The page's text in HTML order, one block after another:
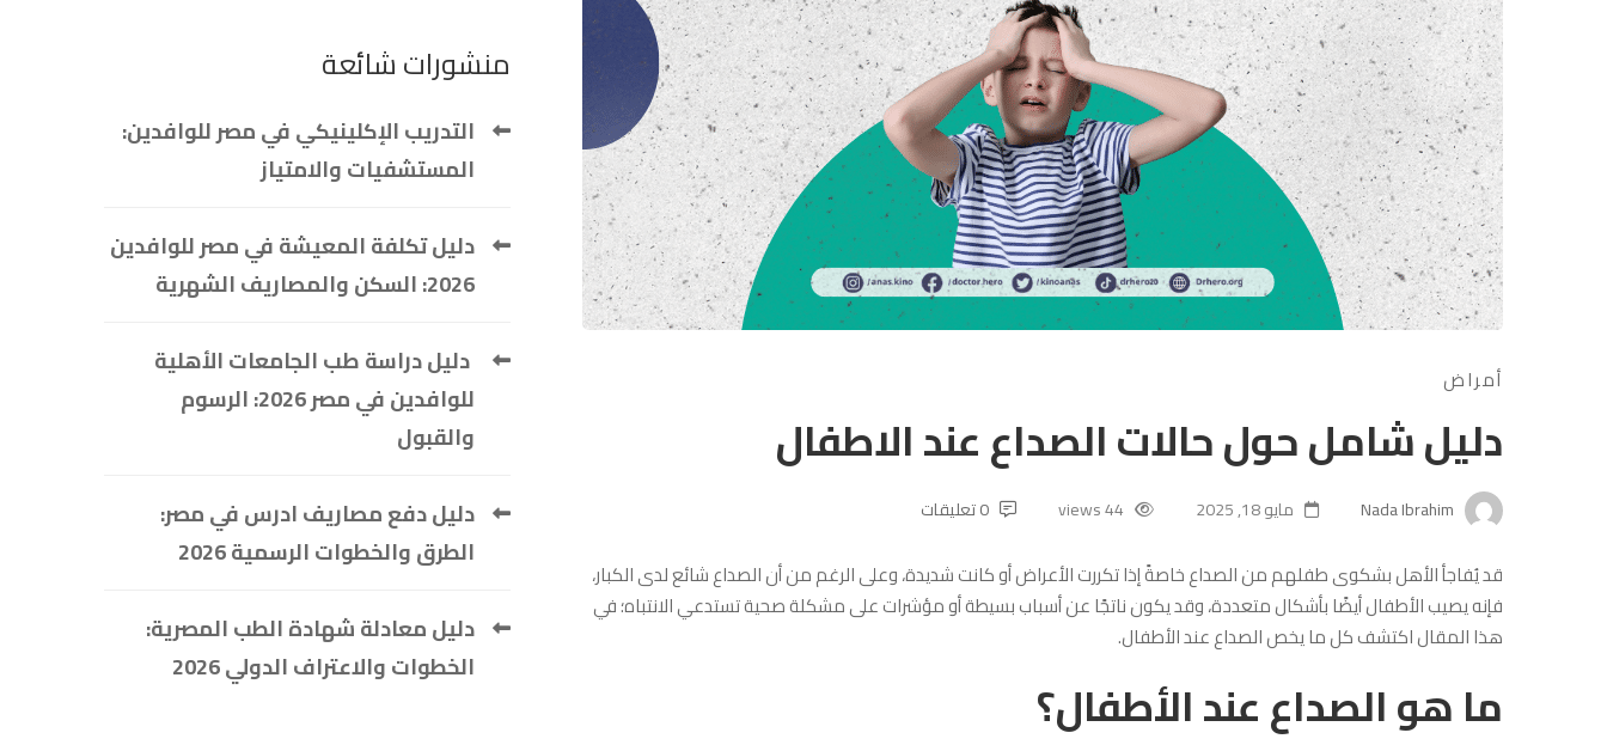
أمراض
دليل شامل حول حالات الصداع عند الاطفال
مايو 18, 2025 44 views 0 تعليقات
قد يُفاجأ الأهل بشكوى طفلهم من الصداع خاصةً إذا تكررت الأعراض أو كانت شديدة، وعلى الرغم من أن الصداع شائع لدى الكبار،
فإنه يصيب الأطفال أيضًا بأشكال متعددة، وقد يكون ناتجًا عن أسباب بسيطة أو مؤشرات على مشكلة صحية تستدعي الانتباه؛ في
هذا المقال اكتشف كل ما يخص الصداع عند الأطفال.
ما هو الصداع عند الأطفال؟
منشورات شائعة
التدريب الإكلينيكي في مصر للوافدين:
المستشفيات والامتياز
دليل تكلفة المعيشة في مصر للوافدين
2026: السكن والمصاريف الشهرية
دليل دراسة طب الجامعات الأهلية
للوافدين في مصر 2026: الرسوم
والقبول
دليل دفع مصاريف ادرس في مصر:
الطرق والخطوات الرسمية 2026
دليل معادلة شهادة الطب المصرية:
الخطوات والاعتراف الدولي 2026